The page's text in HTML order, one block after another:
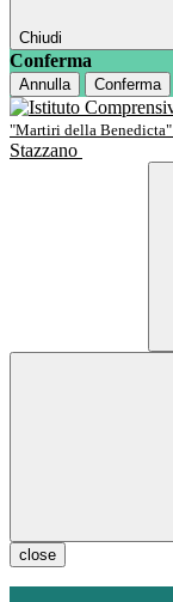
Chiudi
Conferma
Annulla
Conferma
"Martiri della Benedicta"
Stazzano
close